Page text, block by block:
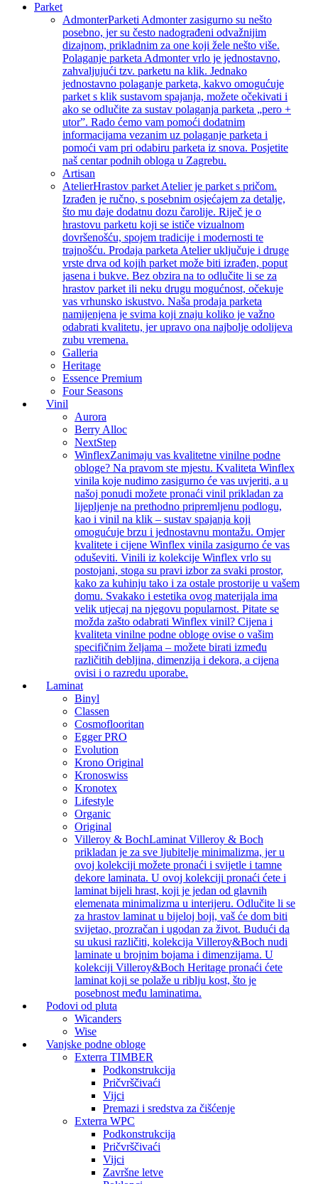
Parket
AdmonterParketi Admonter zasigurno su nešto
posebno, jer su često nadograđeni odvažnijim
dizajnom, prikladnim za one koji žele nešto više.
Polaganje parketa Admonter vrlo je jednostavno,
zahvaljujući tzv. parketu na klik. Jednako
jednostavno polaganje parketa, kakvo omogućuje
parket s klik sustavom spajanja, možete očekivati i
ako se odlučite za sustav polaganja parketa „pero +
utor”. Rado ćemo vam pomoći dodatnim
informacijama vezanim uz polaganje parketa i
pomoći vam pri odabiru parketa iz snova. Posjetite
naš centar podnih obloga u Zagrebu.
Artisan
AtelierHrastov parket Atelier je parket s pričom.
Izrađen je ručno, s posebnim osjećajem za detalje,
što mu daje dodatnu dozu čarolije. Riječ je o
hrastovu parketu koji se ističe vizualnom
dovršenošću, spojem tradicije i modernosti te
trajnošću. Prodaja parketa Atelier uključuje i druge
vrste drva od kojih parket može biti izrađen, poput
jasena i bukve. Bez obzira na to odlučite li se za
hrastov parket ili neku drugu mogućnost, očekuje
vas vrhunsko iskustvo. Naša prodaja parketa
namijenjena je svima koji znaju koliko je važno
odabrati kvalitetu, jer upravo ona najbolje odolijeva
zubu vremena.
Galleria
Heritage
Essence Premium
Four Seasons
Vinil
Aurora
Berry Alloc
NextStep
WinflexZanimaju vas kvalitetne vinilne podne
obloge? Na pravom ste mjestu. Kvaliteta Winflex
vinila koje nudimo zasigurno će vas uvjeriti, a u
našoj ponudi možete pronaći vinil prikladan za
lijepljenje na prethodno pripremljenu podlogu,
kao i vinil na klik – sustav spajanja koji
omogućuje brzu i jednostavnu montažu. Omjer
kvalitete i cijene Winflex vinila zasigurno će vas
oduševiti. Vinili iz kolekcije Winflex vrlo su
postojani, stoga su pravi izbor za svaki prostor,
kako za kuhinju tako i za ostale prostorije u vašem
domu. Svakako i estetika ovog materijala ima
velik utjecaj na njegovu popularnost. Pitate se
možda zašto odabrati Winflex vinil? Cijena i
kvaliteta vinilne podne obloge ovise o vašim
specifičnim željama – možete birati između
različitih debljina, dimenzija i dekora, a cijena
ovisi i o razredu uporabe.
Laminat
Binyl
Classen
Cosmoflooritan
Egger PRO
Evolution
Krono Original
Kronoswiss
Kronotex
Lifestyle
Organic
Original
Villeroy & BochLaminat Villeroy & Boch
prikladan je za sve ljubitelje minimalizma, jer u
ovoj kolekciji možete pronaći i svijetle i tamne
dekore laminata. U ovoj kolekciji pronaći ćete i
laminat bijeli hrast, koji je jedan od glavnih
elemenata minimalizma u interijeru. Odlučite li se
za hrastov laminat u bijeloj boji, vaš će dom biti
svijetao, prozračan i ugodan za život. Budući da
su ukusi različiti, kolekcija Villeroy&Boch nudi
laminate u brojnim bojama i dimenzijama. U
kolekciji Villeroy&Boch Heritage pronaći ćete
laminat koji se polaže u riblju kost, što je
posebnost među laminatima.
Podovi od pluta
Wicanders
Wise
Vanjske podne obloge
Exterra TIMBER
Podkonstrukcija
Pričvrščivaći
Vijci
Premazi i sredstva za čišćenje
Exterra WPC
Podkonstrukcija
Pričvrščivaći
Vijci
Završne letve